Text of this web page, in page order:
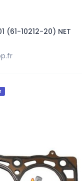
(61-10212-20) NET